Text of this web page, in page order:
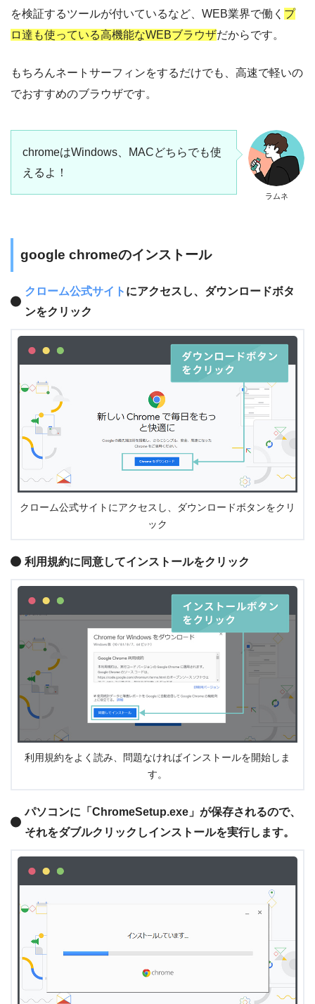
を検証するツールが付いているなど、WEB業界で働く プ
ロ達も使っている高機能なWEBブラウザだからです。
もちろんネートサーフィンをするだけでも、高速で軽いの
でおすすめのブラウザです。
ラムネ
chromeはWindows、MACどちらでも使
えるよ！
google chromeのインストール
クローム公式サイト にアクセスし、ダウンロードボタ
ンをクリック
クローム公式サイトにアクセスし、ダウンロードボタンをクリ
ック
利用規約に同意してインストールをクリック
利用規約をよく読み、問題なければインストールを開始しま
す。
パソコンに「ChromeSetup.exe」が保存されるので、
それをダブルクリックしインストールを実行します。